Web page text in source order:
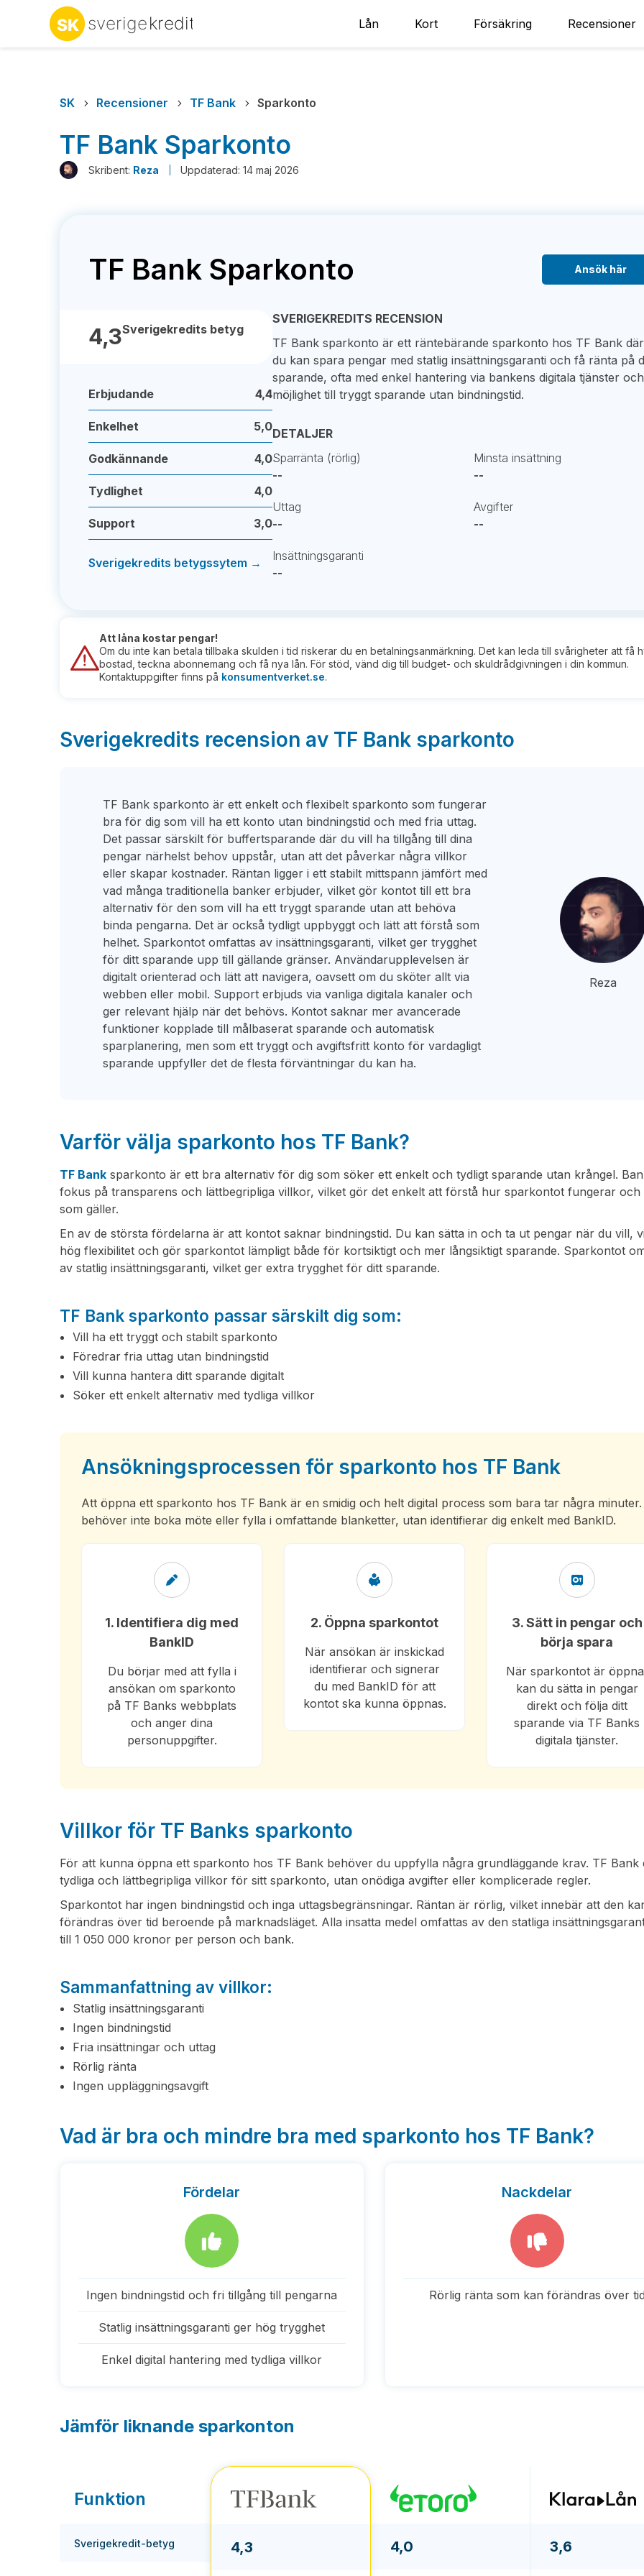
Lån Kort Försäkring Recensioner
SK Recensioner TF Bank Sparkonto
TF Bank Sparkonto
Skribent: Reza Uppdaterad: 14 maj 2026
TF Bank Sparkonto Ansök här
4,3Sverigekredits betyg
Erbjudande 4,4
Enkelhet 5,0
Godkännande 4,0
Tydlighet 4,0
Support 3,0
Sverigekredits betygssytem →
SVERIGEKREDITS RECENSION
TF Bank sparkonto är ett räntebärande sparkonto hos TF Bank där
du kan spara pengar med statlig insättningsgaranti och få ränta på
sparande, ofta med enkel hantering via bankens digitala tjänster och
möjlighet till tryggt sparande utan bindningstid.
DETALJER
Sparränta (rörlig)
--
Minsta insättning
--
Uttag
--
Avgifter
--
Insättningsgaranti
--
Att låna kostar pengar!
Om du inte kan betala tillbaka skulden i tid riskerar du en betalningsanmärkning. Det kan leda till svårigheter att få
bostad, teckna abonnemang och få nya lån. För stöd, vänd dig till budget- och skuldrådgivningen i din kommun.
Kontaktuppgifter finns på konsumentverket.se.
Sverigekredits recension av TF Bank sparkonto
TF Bank sparkonto är ett enkelt och flexibelt sparkonto som fungerar
bra för dig som vill ha ett konto utan bindningstid och med fria uttag.
Det passar särskilt för buffertsparande där du vill ha tillgång till dina
pengar närhelst behov uppstår, utan att det påverkar några villkor
eller skapar kostnader. Räntan ligger i ett stabilt mittspann jämfört med
vad många traditionella banker erbjuder, vilket gör kontot till ett bra
alternativ för den som vill ha ett tryggt sparande utan att behöva
binda pengarna. Det är också tydligt uppbyggt och lätt att förstå som
helhet. Sparkontot omfattas av insättningsgaranti, vilket ger trygghet
för ditt sparande upp till gällande gränser. Användarupplevelsen är
digitalt orienterad och lätt att navigera, oavsett om du sköter allt via
webben eller mobil. Support erbjuds via vanliga digitala kanaler och
ger relevant hjälp när det behövs. Kontot saknar mer avancerade
funktioner kopplade till målbaserat sparande och automatisk
sparplanering, men som ett tryggt och avgiftsfritt konto för vardagligt
sparande uppfyller det de flesta förväntningar du kan ha.
Reza
Varför välja sparkonto hos TF Bank?
TF Bank sparkonto är ett bra alternativ för dig som söker ett enkelt och tydligt sparande utan krångel.
fokus på transparens och lättbegripliga villkor, vilket gör det enkelt att förstå hur sparkontot fungerar och
som gäller.
En av de största fördelarna är att kontot saknar bindningstid. Du kan sätta in och ta ut pengar när du vill,
hög flexibilitet och gör sparkontot lämpligt både för kortsiktigt och mer långsiktigt sparande. Sparkontot
av statlig insättningsgaranti, vilket ger extra trygghet för ditt sparande.
TF Bank sparkonto passar särskilt dig som:
Vill ha ett tryggt och stabilt sparkonto
Föredrar fria uttag utan bindningstid
Vill kunna hantera ditt sparande digitalt
Söker ett enkelt alternativ med tydliga villkor
Ansökningsprocessen för sparkonto hos TF Bank
Att öppna ett sparkonto hos TF Bank är en smidig och helt digital process som bara tar några
behöver inte boka möte eller fylla i omfattande blanketter, utan identifierar dig enkelt med BankID.
1. Identifiera dig med
BankID
Du börjar med att fylla i
ansökan om sparkonto
på TF Banks webbplats
och anger dina
personuppgifter.
2. Öppna sparkontot
När ansökan är inskickad
identifierar och signerar
du med BankID för att
kontot ska kunna öppnas.
3. Sätt in pengar och
börja spara
När sparkontot är
kan du sätta in pengar
direkt och följa ditt
sparande via TF Banks
digitala tjänster.
Villkor för TF Banks sparkonto
För att kunna öppna ett sparkonto hos TF Bank behöver du uppfylla några grundläggande krav. TF Bank
tydliga och lättbegripliga villkor för sitt sparkonto, utan onödiga avgifter eller komplicerade regler.
Sparkontot har ingen bindningstid och inga uttagsbegränsningar. Räntan är rörlig, vilket innebär att den
förändras över tid beroende på marknadsläget. Alla insatta medel omfattas av den statliga
till 1 050 000 kronor per person och bank.
Sammanfattning av villkor:
Statlig insättningsgaranti
Ingen bindningstid
Fria insättningar och uttag
Rörlig ränta
Ingen uppläggningsavgift
Vad är bra och mindre bra med sparkonto hos TF Bank?
Fördelar
Ingen bindningstid och fri tillgång till pengarna
Statlig insättningsgaranti ger hög trygghet
Enkel digital hantering med tydliga villkor
Nackdelar
Rörlig ränta som kan förändras över
Jämför liknande sparkonton
Funktion
Sverigekredit-betyg 4,3 4,0 3,6